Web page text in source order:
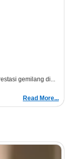
gemilang di...
Read More...